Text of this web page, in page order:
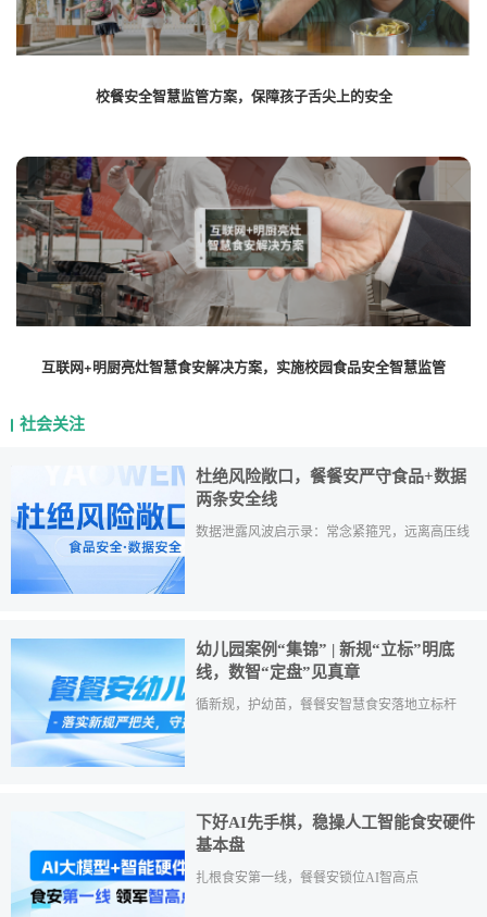
校餐安全智慧监管方案，保障孩子舌尖上的安全
互联网+明厨亮灶智慧食安解决方案，实施校园食品安全智慧监管
社会关注
杜绝风险敞口，餐餐安严守食品+数据
两条安全线
数据泄露风波启示录：常念紧箍咒，远离高压线
幼儿园案例“集锦” | 新规“立标”明底
线，数智“定盘”见真章
循新规，护幼苗，餐餐安智慧食安落地立标杆
下好AI先手棋，稳操人工智能食安硬件
基本盘
扎根食安第一线，餐餐安锁位AI智高点